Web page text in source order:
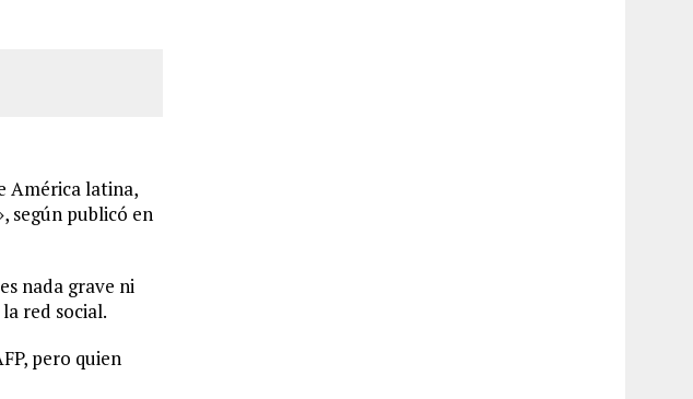
ABATIDOS
América latina,
según publicó en
nada grave ni
red social.
pero quien